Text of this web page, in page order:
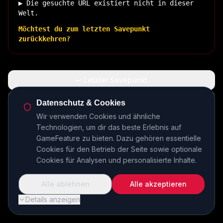
▶ Die gesuchte URL existiert nicht in dieser
Welt.
Möchtest du zum letzten Savepunkt
zurückkehren?
🏠 Zurück zur Basis
INSERT COIN TO CONTINUE...
Datenschutz & Cookies
Wir verwenden Cookies und ähnliche
Technologien, um dir das beste Erlebnis auf
GameFeature zu bieten. Dazu gehören essentielle
Cookies für den Betrieb der Seite sowie optionale
Cookies für Analysen und personalisierte Inhalte.
Details anzeigen
Alle ablehnen Alle akzeptieren